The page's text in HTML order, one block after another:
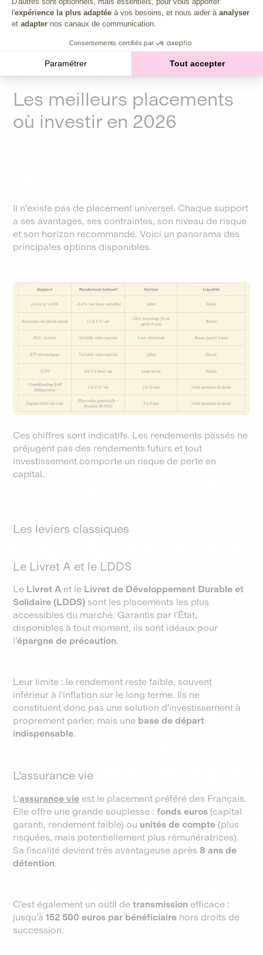
Les meilleurs placements
où investir en 2026
Il n'existe pas de placement universel. Chaque support
a ses avantages, ses contraintes, son niveau de risque
et son horizon recommandé. Voici un panorama des
principales options disponibles.
Ces chiffres sont indicatifs. Les rendements passés ne
préjugent pas des rendements futurs et tout
investissement comporte un risque de perte en
capital.
Les leviers classiques
Le Livret A et le LDDS
Le Livret A et le Livret de Développement Durable et
Solidaire (LDDS) sont les placements les plus
accessibles du marché. Garantis par l'État,
disponibles à tout moment, ils sont idéaux pour
l'épargne de précaution.
Leur limite : le rendement reste faible, souvent
inférieur à l'inflation sur le long terme. Ils ne
constituent donc pas une solution d'investissement à
proprement parler, mais une base de départ
indispensable.
L'assurance vie
L'assurance vie est le placement préféré des Français.
Elle offre une grande souplesse :fonds euros (capital
garanti, rendement faible) ou unités de compte (plus
risquées, mais potentiellement plus rémunératrices).
Sa fiscalité devient très avantageuse après 8 ans de
détention.
C'est également un outil detransmission efficace :
jusqu'à152 500 euros par bénéficiaire hors droits de
succession.
l'expérience la plus adaptée à vos besoins, et nous aider à analyser
et adapter nos canaux de communication.
Consentements certifiés par
Paramétrer Tout accepter